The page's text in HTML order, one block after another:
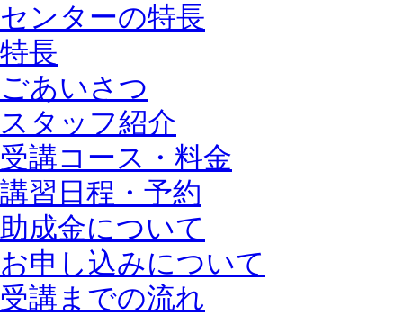
センターの特長
特長
ごあいさつ
スタッフ紹介
受講コース・料金
講習日程・予約
助成金について
お申し込みについて
受講までの流れ